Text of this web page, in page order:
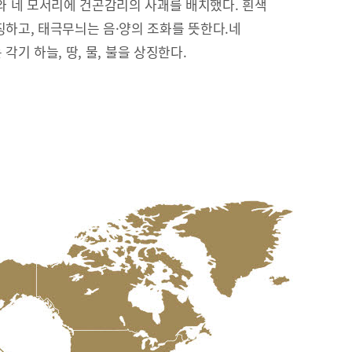
네 모서리에 건곤감리의 사괘를 배치했다. 흰색
고, 태극무늬는 음·양의 조화를 뜻한다.네
각기 하늘, 땅, 물, 불을 상징한다.